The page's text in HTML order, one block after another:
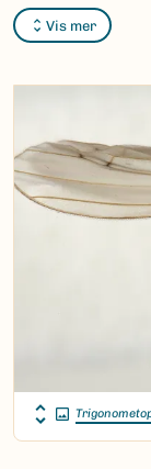
Vis mer
Bokmål:løvfluer
Nynorsk:
Nordsamisk/
Takson ID:
Gå til Nortaxa